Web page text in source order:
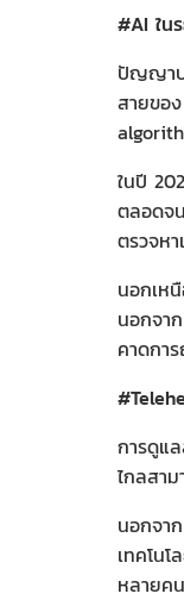
#AI ใน
ปัญญาป
สายขอ
ในปี
ตลอดจ
ตรวจห
นอกเห
นอกจา
คาดกา
การดูแ
ไกลสา
นอกจา
เทคโน
หลายค